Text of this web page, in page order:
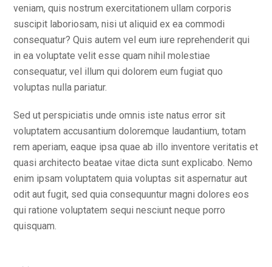
veniam, quis nostrum exercitationem ullam corporis
suscipit laboriosam, nisi ut aliquid ex ea commodi
consequatur? Quis autem vel eum iure reprehenderit qui
in ea voluptate velit esse quam nihil molestiae
consequatur, vel illum qui dolorem eum fugiat quo
voluptas nulla pariatur.
Sed ut perspiciatis unde omnis iste natus error sit
voluptatem accusantium doloremque laudantium, totam
rem aperiam, eaque ipsa quae ab illo inventore veritatis et
quasi architecto beatae vitae dicta sunt explicabo. Nemo
enim ipsam voluptatem quia voluptas sit aspernatur aut
odit aut fugit, sed quia consequuntur magni dolores eos
qui ratione voluptatem sequi nesciunt neque porro
quisquam.